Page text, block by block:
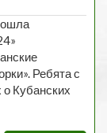
Ребята с
Кубанских